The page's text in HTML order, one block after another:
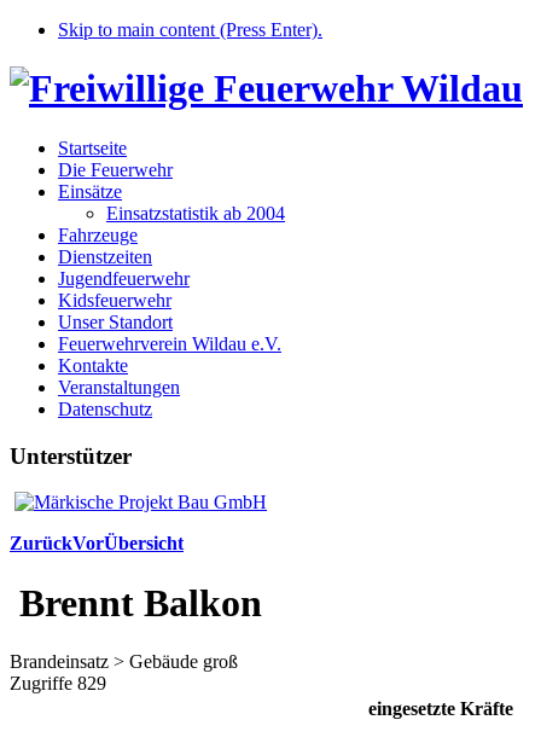
Skip to main content (Press Enter).
Startseite
Die Feuerwehr
Einsätze
Einsatzstatistik ab 2004
Fahrzeuge
Dienstzeiten
Jugendfeuerwehr
Kidsfeuerwehr
Unser Standort
Feuerwehrverein Wildau e.V.
Kontakte
Veranstaltungen
Datenschutz
Unterstützer
ZurückVorÜbersicht
Brennt Balkon
Brandeinsatz > Gebäude groß
Zugriffe 829
eingesetzte Kräfte